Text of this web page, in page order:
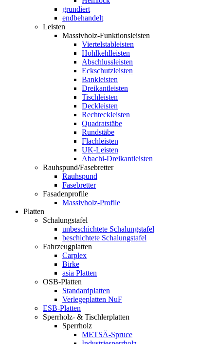
grundiert
endbehandelt
Leisten
Massivholz-Funktionsleisten
Viertelstableisten
Hohlkehlleisten
Abschlussleisten
Eckschutzleisten
Bankleisten
Dreikantleisten
Tischleisten
Deckleisten
Rechteckleisten
Quadratstäbe
Rundstäbe
Flachleisten
UK-Leisten
Abachi-Dreikantleisten
Rauhspund/Fasebretter
Rauhspund
Fasebretter
Fasadenprofile
Massivholz-Profile
Platten
Schalungstafel
unbeschichtete Schalungstafel
beschichtete Schalungstafel
Fahrzeugplatten
Carplex
Birke
asia Platten
OSB-Platten
Standardplatten
Verlegeplatten NuF
ESB-Platten
Sperrholz- & Tischlerplatten
Sperrholz
METSÄ-Spruce